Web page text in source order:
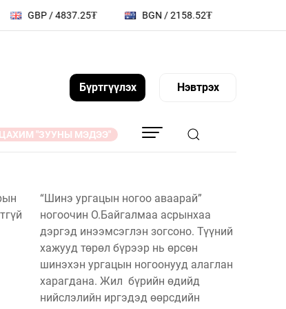
4837.25₮ BGN / 2158.52₮ HUF / 11.42₮
Бүртгүүлэх Нэвтрэх
ЦАХИМ "ЗУУНЫ МЭДЭЭ"
СОНИУЧ НҮД
ТҮҮЧЭЭЛЭГЧ
ВИДЕО
ZUUNII MEDEE WEEKLY
“Шинэ ургацын ногоо аваарай”
ногоочин О.Байгалмаа асрынхаа
дэргэд инээмсэглэн зогсоно. Түүний
хажууд төрөл бүрээр нь өрсөн
шинэхэн ургацын ногоонууд алаглан
харагдана. Жил бүрийн өдийд
нийслэлийн иргэдэд өөрсдийн